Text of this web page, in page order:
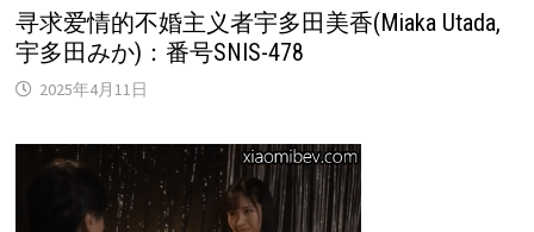
寻求爱情的不婚主义者宇多田美香(Miaka Utada,
宇多田みか)：番号SNIS-478
2025年4月11日